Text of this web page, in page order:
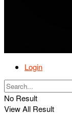
Login
No Result
View All Result